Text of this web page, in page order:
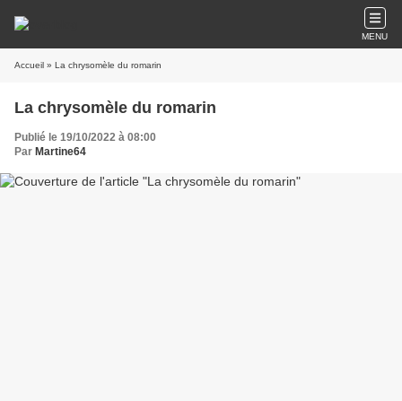
MENU
Accueil » La chrysomèle du romarin
La chrysomèle du romarin
Publié le 19/10/2022 à 08:00
Par Martine64